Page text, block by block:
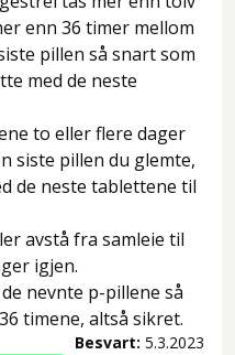
enn 36 timer mellom
pillen så snart som
med de neste
to eller flere dager
siste pillen du glemte,
de neste tablettene til
avstå fra samleie til
igjen.
nevnte p-pillene så
timene, altså sikret.
Besvart: 5.3.2023